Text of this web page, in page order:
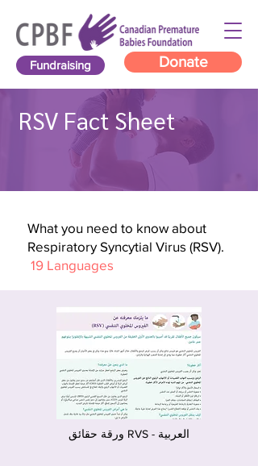
Donate
Fundraising
RSV Fact Sheet
What you need to know about
Respiratory Syncytial Virus (RSV).
19 Languages
ورقة حقائق RVS - العربية